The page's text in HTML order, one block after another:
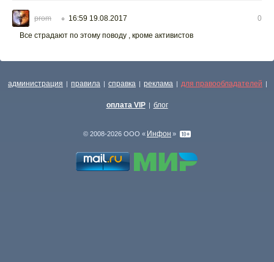
prom ○ 16:59 19.08.2017
0
Все страдают по этому поводу , кроме активистов
администрация | правила | справка | реклама | для правообладателей |
оплата VIP | блог
© 2008-2026 ООО « Инфон »